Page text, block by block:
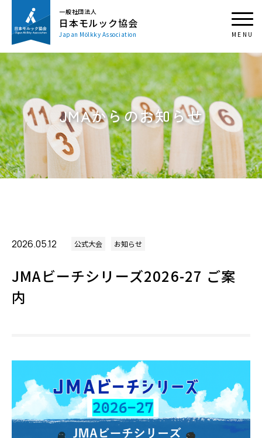
一般社団法人
日本モルック協会
Japan Mölkky Association
JMAからのお知らせ
2026.05.12 公式大会 お知らせ
JMAビーチシリーズ2026-27 ご案
内